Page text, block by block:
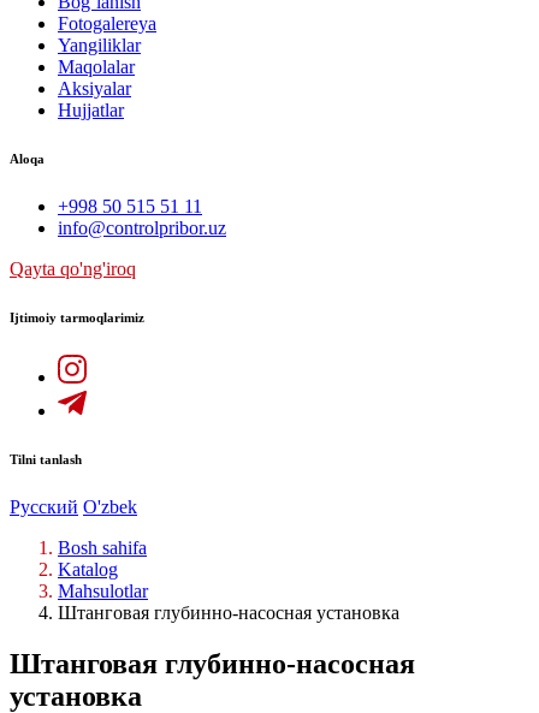
Fotogalereya
Yangiliklar
Maqolalar
Aksiyalar
Hujjatlar
Aloqa
+998 50 515 51 11
info@controlpribor.uz
Qayta qo'ng'iroq
Ijtimoiy tarmoqlarimiz
Tilni tanlash
Русский O'zbek
Bosh sahifa
Katalog
Mahsulotlar
Штанговая глубинно-насосная установка
Штанговая глубинно-насосная
установка